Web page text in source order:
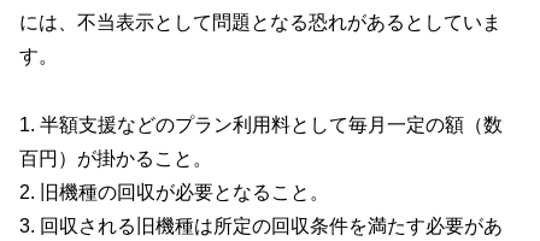
には、不当表示として問題となる恐れがあるとしていま
す。
1. 半額支援などのプラン利用料として毎月一定の額（数
百円）が掛かること。
2. 旧機種の回収が必要となること。
3. 回収される旧機種は所定の回収条件を満たす必要があ